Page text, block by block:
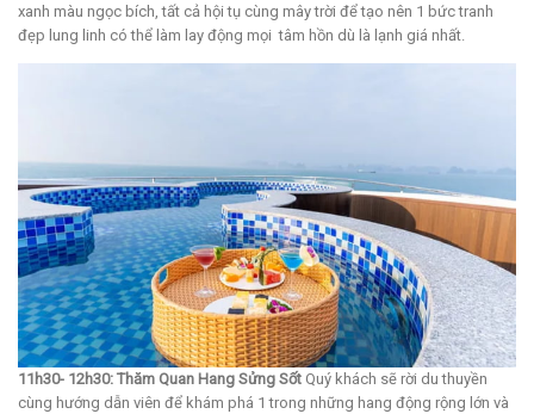
xanh màu ngọc bích, tất cả hội tụ cùng mây trời để tạo nên 1 bức tranh
đẹp lung linh có thể làm lay động mọi tâm hồn dù là lạnh giá nhất.
11h30- 12h30: Thăm Quan Hang Sửng Sốt Quý khách sẽ rời du thuyền
cùng hướng dẫn viên để khám phá 1 trong những hang động rộng lớn và